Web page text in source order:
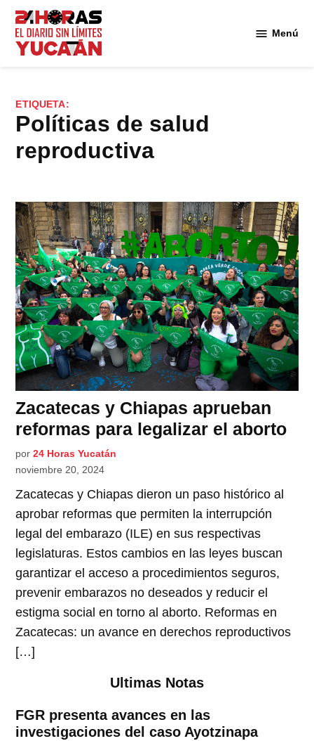
Saltar
contenido
Menú
ETIQUETA:
políticas de salud
reproductiva
Zacatecas y Chiapas aprueban
reformas para legalizar el aborto
por 24 Horas Yucatán
noviembre 20, 2024
Zacatecas y Chiapas dieron un paso histórico al
aprobar reformas que permiten la interrupción
legal del embarazo (ILE) en sus respectivas
legislaturas. Estos cambios en las leyes buscan
garantizar el acceso a procedimientos seguros,
prevenir embarazos no deseados y reducir el
estigma social en torno al aborto. Reformas en
Zacatecas: un avance en derechos reproductivos
[…]
Ultimas Notas
FGR presenta avances en las
investigaciones del caso Ayotzinapa